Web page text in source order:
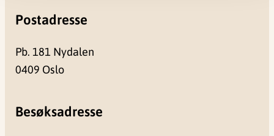
Postadresse
Pb. 181 Nydalen
0409 Oslo
Besøksadresse